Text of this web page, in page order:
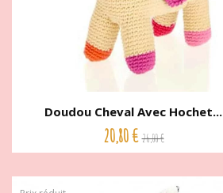
Doudou Cheval Avec Hochet...
20,80 € 26,00 €